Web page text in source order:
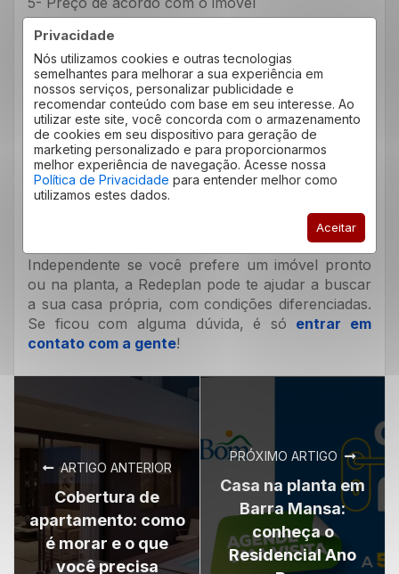
Privacidade
Nós utilizamos cookies e outras tecnologias
semelhantes para melhorar a sua experiência em
nossos serviços, personalizar publicidade e
recomendar conteúdo com base em seu interesse. Ao
utilizar este site, você concorda com o armazenamento
de cookies em seu dispositivo para geração de
marketing personalizado e para proporcionarmos
melhor experiência de navegação. Acesse nossa
Política de Privacidade para entender melhor como
utilizamos estes dados.
Aceitar
Mesmo que o investimento inicial do imóvel pronto
seja mais elevado, você pode conseguir fazer um
bom negócio se adquirir uma propriedade que já
foi habitada. Como mencionamos sobre a
valorização do imóvel recém construído, a mesma
lógica vale para o que já teve moradores. Com a
assessoria da Redeplan, você consegue adquirir o
bem com um investimento justo, conforme a
situação do mercado.
E então? O que é melhor para a sua realidade?
Independente se você prefere um imóvel pronto
ou na planta, a Redeplan pode te ajudar a buscar
a sua casa própria, com condições diferenciadas.
Se ficou com alguma dúvida, é só entrar em
contato com a gente!
ARTIGO ANTERIOR
Cobertura de
apartamento: como
é morar e o que
você precisa
PRÓXIMO ARTIGO
Casa na planta em
Barra Mansa:
conheça o
Residencial Ano